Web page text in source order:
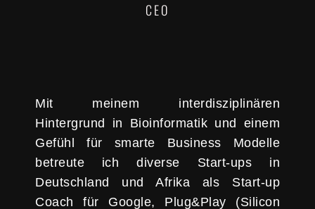
CEO
Mit meinem interdisziplinären
Hintergrund in Bioinformatik und einem
Gefühl für smarte Business Modelle
betreute ich diverse Start-ups in
Deutschland und Afrika als Start-up
Coach für Google, Plug&Play (Silicon